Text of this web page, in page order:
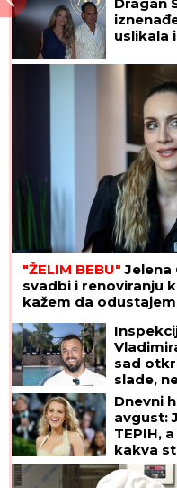
uslikala
"ŽELIM BEBU" Jelena
svadbi i renoviranju
kažem da
sad
slade,
Dnevni
avgust:
TEPIH,
kakva